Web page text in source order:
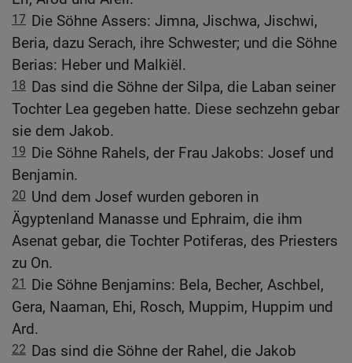
17 Die Söhne Assers: Jimna, Jischwa, Jischwi,
Beria, dazu Serach, ihre Schwester; und die Söhne
Berias: Heber und Malkiël.
18 Das sind die Söhne der Silpa, die Laban seiner
Tochter Lea gegeben hatte. Diese sechzehn gebar
sie dem Jakob.
19 Die Söhne Rahels, der Frau Jakobs: Josef und
Benjamin.
20 Und dem Josef wurden geboren in
Ägyptenland Manasse und Ephraim, die ihm
Asenat gebar, die Tochter Potiferas, des Priesters
zu On.
21
Die Söhne Benjamins: Bela, Becher, Aschbel,
Gera, Naaman, Ehi, Rosch, Muppim, Huppim und
Ard.
22 Das sind die Söhne der Rahel, die Jakob